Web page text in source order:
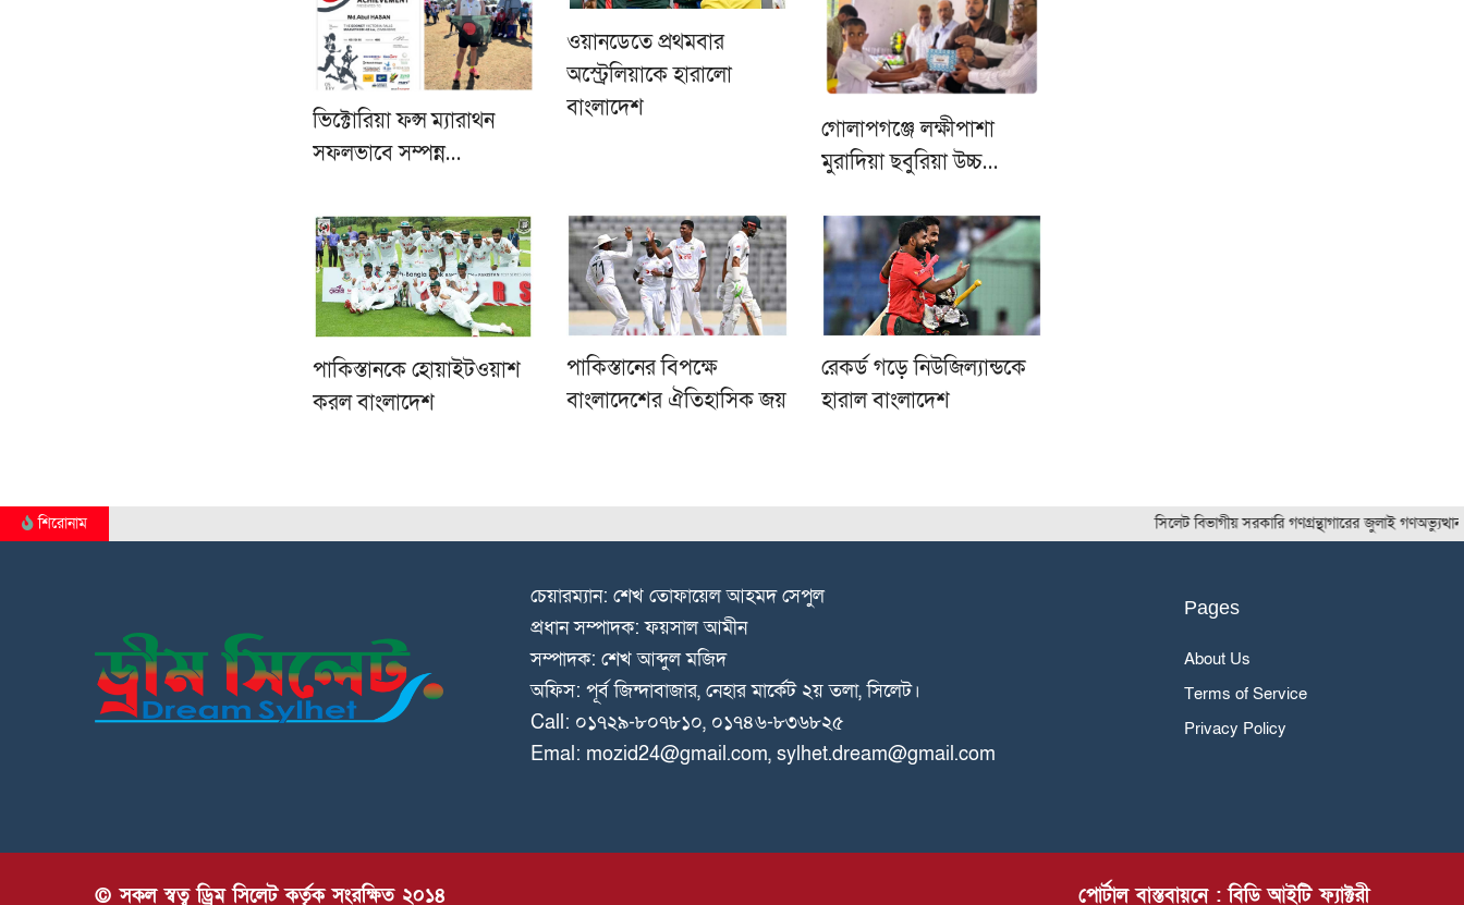
ভিক্টোরিয়া ফল্স ম্যারাথন
সফলভাবে সম্পন্ন…
ওয়ানডেতে প্রথমবার
অস্ট্রেলিয়াকে হারালো
বাংলাদেশ
গোলাপগঞ্জে লক্ষীপাশা
মুরাদিয়া ছবুরিয়া উচ্চ…
পাকিস্তানকে হোয়াইটওয়াশ
করল বাংলাদেশ
পাকিস্তানের বিপক্ষে
বাংলাদেশের ঐতিহাসিক জয়
রেকর্ড গড়ে নিউজিল্যান্ডকে
হারাল বাংলাদেশ
শিরোনাম সিলেট বিভাগীয় সরকারি গণগ্রন্থাগারের জুলাই গণঅভ্যুত্থান
চেয়ারম্যান: শেখ তোফায়েল আহমদ সেপুল
প্রধান সম্পাদক: ফয়সাল আমীন
সম্পাদক: শেখ আব্দুল মজিদ
অফিস: পূর্ব জিন্দাবাজার, নেহার মার্কেট ২য় তলা, সিলেট।
Call: ০১৭২৯-৮০৭৮১০, ০১৭৪৬-৮৩৬৮২৫
Emal: mozid24@gmail.com, sylhet.dream@gmail.com
Pages
About Us
Terms of Service
Privacy Policy
© সকল স্বত্ব ড্রিম সিলেট কর্তৃক সংরক্ষিত ২০১৪ পোর্টাল বাস্তবায়নে : বিডি আইটি ফ্যাক্টরী